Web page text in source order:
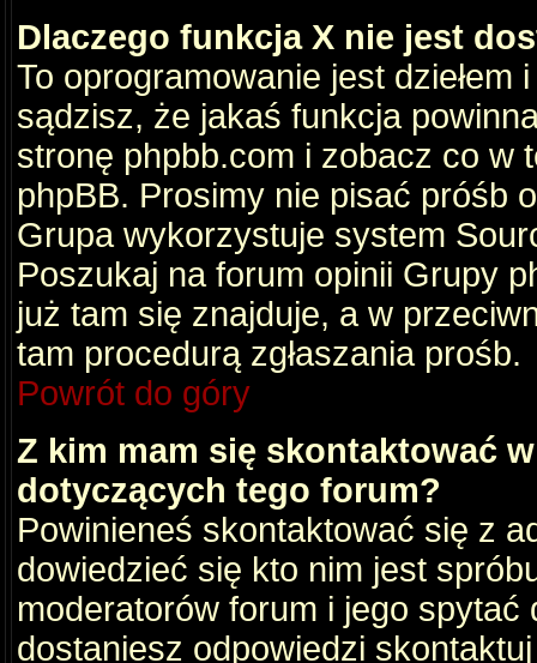
Dlaczego funkcja X nie jest
To oprogramowanie jest dziełem
sądzisz, że jakaś funkcja
stronę phpbb.com i zobacz co w
phpBB. Prosimy nie pisać próśb
Grupa wykorzystuje system
Poszukaj na forum opinii Grupy
już tam się znajduje, a w
tam procedurą zgłaszania prośb.
Powrót do góry
Z kim mam się skontaktować
dotyczących tego forum?
Powinieneś skontaktować się z
dowiedzieć się kto nim jest
moderatorów forum i jego
dostaniesz odpowiedzi